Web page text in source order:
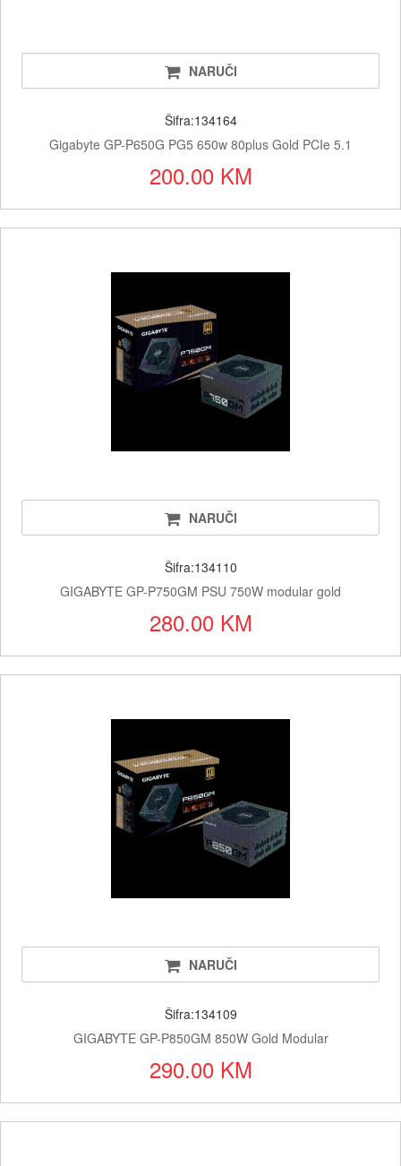
NARUČI
Šifra:134164
Gigabyte GP-P650G PG5 650w 80plus Gold PCIe 5.1
200.00 KM
NARUČI
Šifra:134110
GIGABYTE GP-P750GM PSU 750W modular gold
280.00 KM
NARUČI
Šifra:134109
GIGABYTE GP-P850GM 850W Gold Modular
290.00 KM